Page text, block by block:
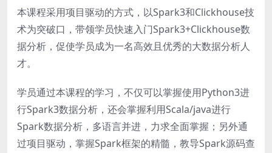
本课程采用项目驱动的方式，以Spark3和Clickhouse技
术为突破口，带领学员快速入门Spark3+Clickhouse数
据分析，促使学员成为一名高效且优秀的大数据分析人
才。
学员通过本课程的学习，不仅可以掌握使用Python3进
行Spark3数据分析，还会掌握利用Scala/java进行
Spark数据分析，多语言并进，力求全面掌握；另外通
过项目驱动，掌握Spark框架的精髓，教导Spark源码查